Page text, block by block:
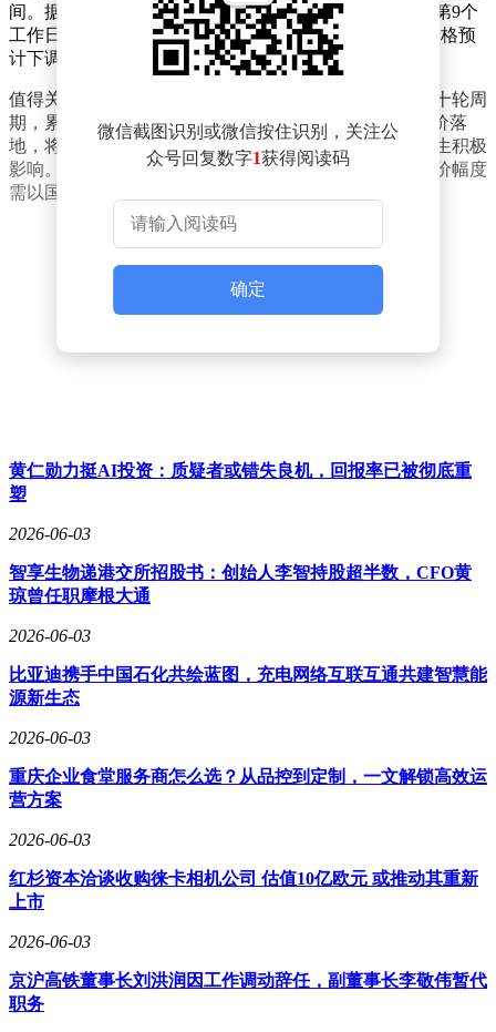
间。据专业机构监测模型显示，截至6月2日（计价周期第9个
工作日），参考原油变化率已达-12.08%，对应汽柴油价格预
计下调幅度为535元/吨，远超50元/吨的调价红线标准。
值得关注的是，2026年国内成品油价格调整机制已运行十轮周
期，累计形成"八涨一跌一搁浅"的调整格局。此次若调价落
地，将成为年内第二次价格下调，对终端消费市场将产生积极
影响。当前市场正密切关注国际原油价格走势，最终调价幅度
需以国家发改委正式公告为准。
微信截图识别或微信按住识别，关注公
众号回复数字1获得阅读码
确定
黄仁勋力挺AI投资：质疑者或错失良机，回报率已被彻底重
塑
2026-06-03
智享生物递港交所招股书：创始人李智持股超半数，CFO黄
琼曾任职摩根大通
2026-06-03
比亚迪携手中国石化共绘蓝图，充电网络互联互通共建智慧能
源新生态
2026-06-03
重庆企业食堂服务商怎么选？从品控到定制，一文解锁高效运
营方案
2026-06-03
红杉资本洽谈收购徕卡相机公司 估值10亿欧元 或推动其重新
上市
2026-06-03
京沪高铁董事长刘洪润因工作调动辞任，副董事长李敬伟暂代
职务